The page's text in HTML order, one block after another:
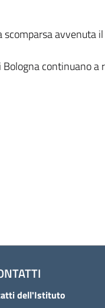
scomparsa avvenuta
continuano a
dell'Istituto